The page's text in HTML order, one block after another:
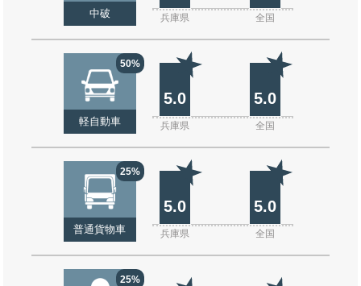
中破 兵庫県 全国
50%
軽自動車
5.0 5.0
兵庫県 全国
25%
普通貨物車
5.0 5.0
兵庫県 全国
25%